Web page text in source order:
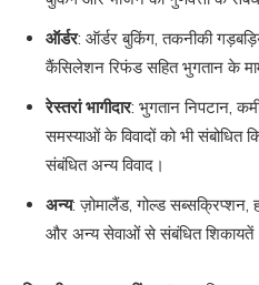
ऑर्डर: ऑर्डर बुकिंग, तकनीकी
कैंसिलेशन रिफंड सहित भुगतान के
रेस्तरां भागीदार: भुगतान निपटान,
समस्याओं के विवादों को भी संबोधित
संबंधित अन्य विवाद।
अन्य: ज़ोमालैंड, गोल्ड सब्सक्रिप्शन,
और अन्य सेवाओं से संबंधित शिकायतें